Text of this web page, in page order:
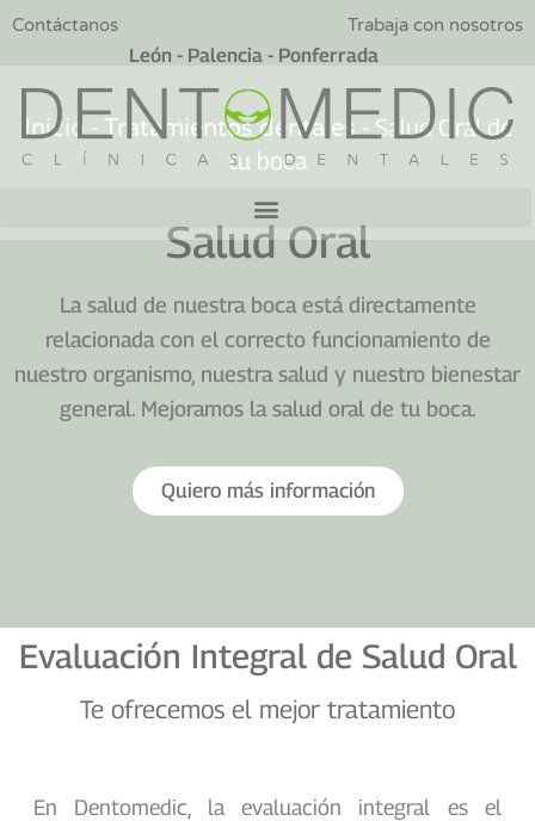
Contáctanos Trabaja con nosotros
León - Palencia - Ponferrada
Inicio-Tratamientos dentales-Salud Oral de
tu boca
Salud Oral
La salud de nuestra boca está directamente
relacionada con el correcto funcionamiento de
nuestro organismo, nuestra salud y nuestro bienestar
general. Mejoramos la salud oral de tu boca.
Quiero más información
Evaluación Integral de Salud Oral
Te ofrecemos el mejor tratamiento
En Dentomedic, la evaluación integral es el